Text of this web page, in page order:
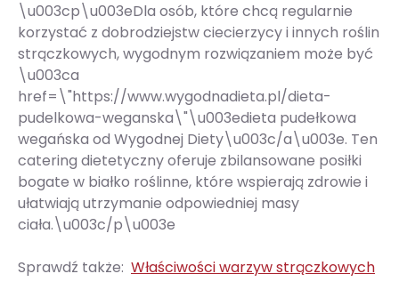
\u003cp\u003eDla osób, które chcą regularnie
korzystać z dobrodziejstw ciecierzycy i innych roślin
strączkowych, wygodnym rozwiązaniem może być
\u003ca
href=\"https://www.wygodnadieta.pl/dieta-
pudelkowa-weganska\"\u003edieta pudełkowa
wegańska od Wygodnej Diety\u003c/a\u003e. Ten
catering dietetyczny oferuje zbilansowane posiłki
bogate w białko roślinne, które wspierają zdrowie i
ułatwiają utrzymanie odpowiedniej masy
ciała.\u003c/p\u003e
Sprawdź także: Właściwości warzyw strączkowych